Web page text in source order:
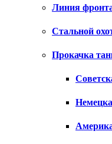
Линия
Стальной
Прокачка